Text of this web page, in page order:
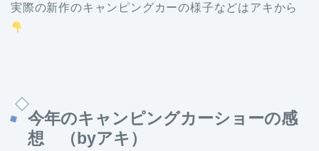
実際の新作のキャンピングカーの様子などはアキから
今年のキャンピングカーショーの感
想 （byアキ）